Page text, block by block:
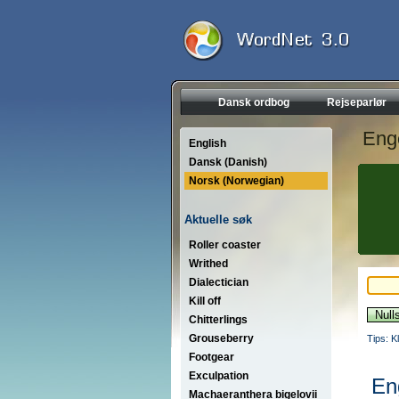
Dansk ordbog Rejseparlør
English
Dansk (Danish)
Norsk (Norwegian)
Aktuelle søk
Roller coaster
Writhed
Dialectician
Kill off
Chitterlings
Grouseberry
Footgear
Exculpation
Machaeranthera bigelovii
Tips: